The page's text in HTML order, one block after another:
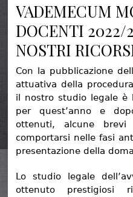
VADEMECUM
DOCENTI 2022/
NOSTRI
Con la pubblicazione
attuativa della
il nostro studio legale è
per quest’anno e
ottenuti, alcune brevi
comportarsi nelle fasi
presentazione della
Lo studio legale
ottenuto prestigiosi